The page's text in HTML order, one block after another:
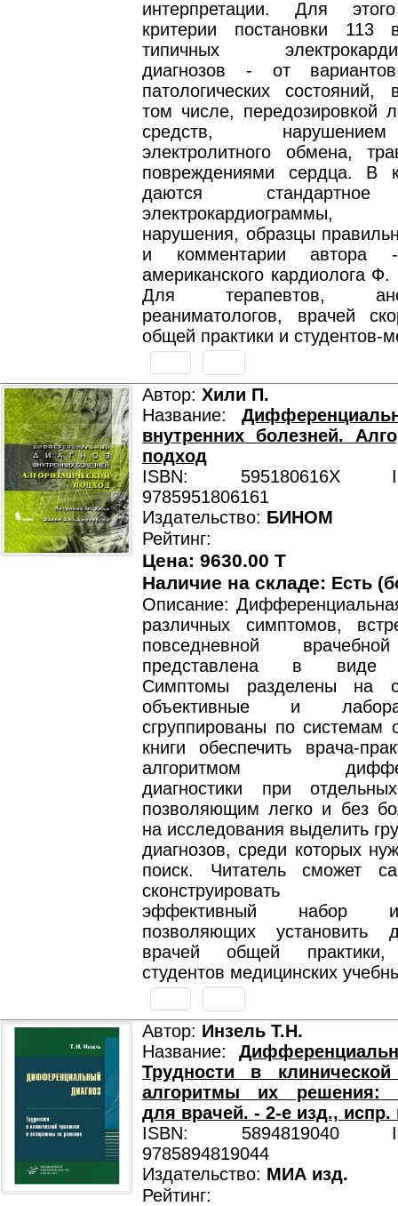
интерпретации. Для
критерии постановки 113
типичных
диагнозов - от
патологических
том числе, передозировкой
средств,
электролитного обмена,
повреждениями сердца. В
даются стандартное
электрокардиограммы,
нарушения, образцы
и комментарии автора -
американского кардиолога
Для терапевтов,
реаниматологов, врачей
общей практики и студентов-
Автор: Хили П.
Название:
внутренних болезней.
подход
ISBN: 595180616X
9785951806161
Издательство: БИНОМ
Рейтинг:
Цена: 9630.00 T
Наличие на складе: Есть
Описание:
различных симптомов,
повседневной
представлена в виде
Симптомы разделены на
объективные и
сгруппированы по системам
книги обеспечить врача-
алгоритмом
диагностики при
позволяющим легко и без
на исследования выделить
диагнозов, среди которых
поиск. Читатель сможет
сконструировать
эффективный набор
позволяющих установить
врачей общей практики,
студентов медицинских
Автор: Инзель Т.Н.
Название:
Трудности в
алгоритмы их решения:
для врачей. - 2-е изд., испр.
ISBN: 5894819040
9785894819044
Издательство: МИА изд.
Рейтинг: